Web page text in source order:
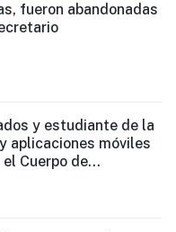
fueron abandonadas
y estudiante de la
aplicaciones móviles
Cuerpo de